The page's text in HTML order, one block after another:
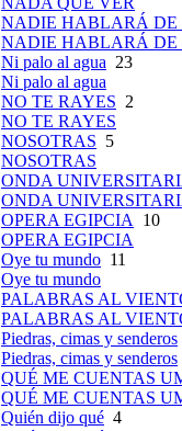
NADIE HABLARÁ DE
NADIE HABLARÁ DE
Ni palo al agua 23
Ni palo al agua
NO TE RAYES 2
NO TE RAYES
NOSOTRAS 5
NOSOTRAS
ONDA
ONDA
OPERA EGIPCIA
10
OPERA EGIPCIA
Oye tu mundo 11
Oye tu mundo
PALABRAS AL
PALABRAS AL
Piedras, cimas y senderos
Piedras, cimas y senderos
QUÉ ME CUENTAS
QUÉ ME CUENTAS
Quién dijo qué 4